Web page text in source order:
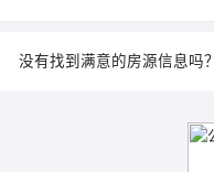
没有找到满意的房源信息吗